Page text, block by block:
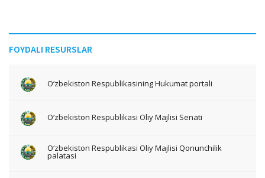
FOYDALI RESURSLAR
O‘zbekiston Respublikasining Hukumat portali
O‘zbekiston Respublikasi Oliy Majlisi Senati
O‘zbekiston Respublikasi Oliy Majlisi Qonunchilik
palatasi